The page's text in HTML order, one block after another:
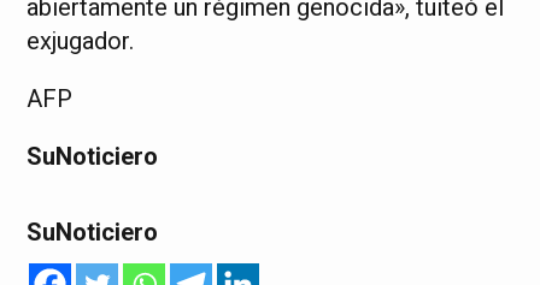
abiertamente un régimen genocida», tuiteó el
exjugador.
AFP
SuNoticiero
SuNoticiero